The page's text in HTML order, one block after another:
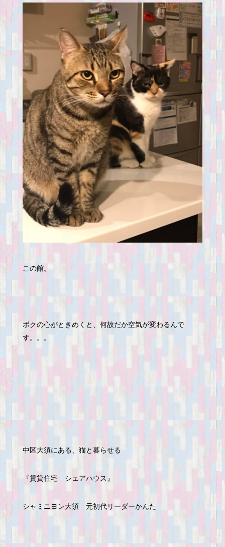
この館。
ボクの心がときめくと、何故だか空気が変わるんで
す。。。
中区大須にある、猫と暮らせる
『賃貸住宅 シェアハウス』
シャミニヨン大須 元初代リーダーかんた